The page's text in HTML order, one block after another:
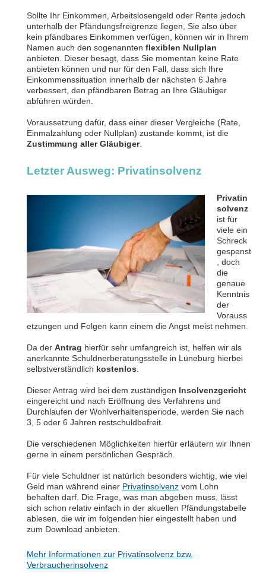
Sollte Ihr Einkommen, Arbeitslosengeld oder Rente jedoch
unterhalb der Pfändungsfreigrenze liegen, Sie also über
kein pfändbares Einkommen verfügen, können wir in Ihrem
Namen auch den sogenannten flexiblen Nullplan
anbieten. Dieser besagt, dass Sie momentan keine Rate
anbieten können und nur für den Fall, dass sich Ihre
Einkommenssituation innerhalb der nächsten 6 Jahre
verbessert, den pfändbaren Betrag an Ihre Gläubiger
abführen würden.
Voraussetzung dafür, dass einer dieser Vergleiche (Rate,
Einmalzahlung oder Nullplan) zustande kommt, ist die
Zustimmung aller Gläubiger.
Letzter Ausweg: Privatinsolvenz
Privatin
solvenz
ist für
viele ein
Schreck
gespenst
, doch
die
genaue
Kenntnis
der
Vorauss
etzungen und Folgen kann einem die Angst meist nehmen.
Da der Antrag hierfür sehr umfangreich ist, helfen wir als
anerkannte Schuldnerberatungsstelle in Lüneburg hierbei
selbstverständlich kostenlos.
Dieser Antrag wird bei dem zuständigen Insolvenzgericht
eingereicht und nach Eröffnung des Verfahrens und
Durchlaufen der Wohlverhaltensperiode, werden Sie nach
3, 5 oder 6 Jahren restschuldbefreit.
Die verschiedenen Möglichkeiten hierfür erläutern wir Ihnen
gerne in einem persönlichen Gespräch.
Für viele Schuldner ist natürlich besonders wichtig, wie viel
Geld man während einer Privatinsolvenz vom Lohn
behalten darf. Die Frage, was man abgeben muss, lässt
sich schon relativ einfach in der akuellen Pfändungstabelle
ablesen, die wir im folgenden hier eingestellt haben und
zum Download anbieten.
Mehr Informationen zur Privatinsolvenz bzw.
Verbraucherinsolvenz